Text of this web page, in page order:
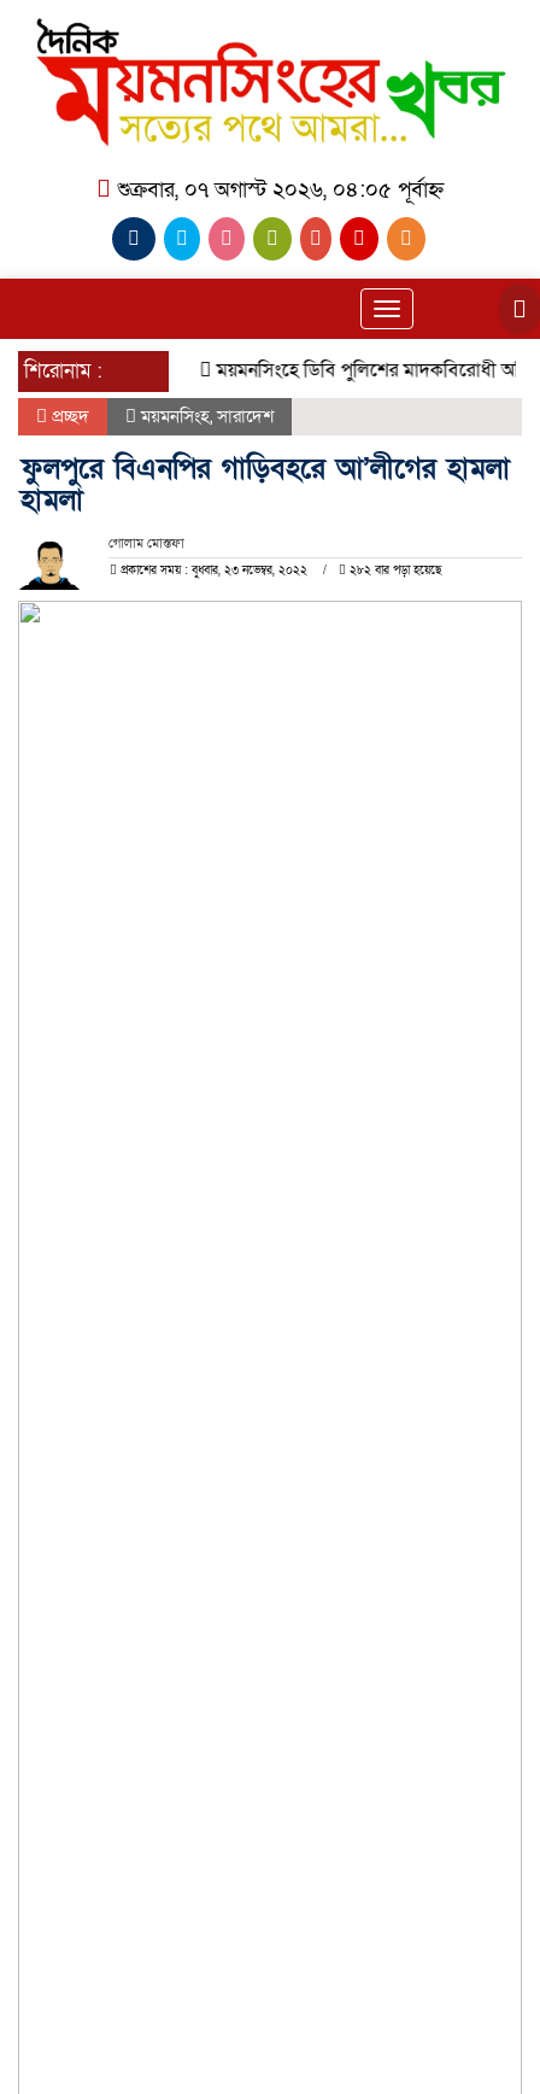
শুক্রবার, ০৭ অগাস্ট ২০২৬, ০৪:০৫ পূর্বাহ্ন
Toggle
navigation
শিরোনাম : ময়মনসিংহে ডিবি পুলিশের মাদকবিরোধী অভিযানে
প্রচ্ছদ ময়মনসিংহ,সারাদেশ
ফুলপুরে বিএনপির গাড়িবহরে আ’লীগের হামলা
হামলা
গোলাম মোস্তফা
প্রকাশের সময় : বুধবার, ২৩ নভেম্বর, ২০২২ ২৮২ বার পড়া হয়েছে